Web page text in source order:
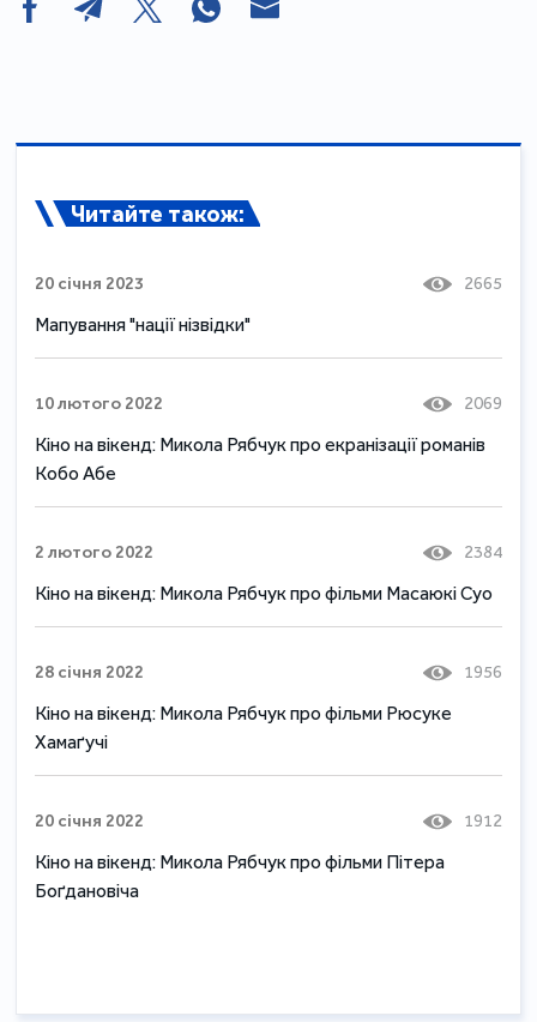
Читайте також:
20 січня 2023 2665
Мапування "нації нізвідки"
10 лютого 2022 2069
Кіно на вікенд: Микола Рябчук про екранізації романів
Кобо Абе
2 лютого 2022 2384
Кіно на вікенд: Микола Рябчук про фільми Масаюкі Суо
28 січня 2022 1956
Кіно на вікенд: Микола Рябчук про фільми Рюсуке
Хамаґучі
20 січня 2022 1912
Кіно на вікенд: Микола Рябчук про фільми Пітера
Боґдановіча